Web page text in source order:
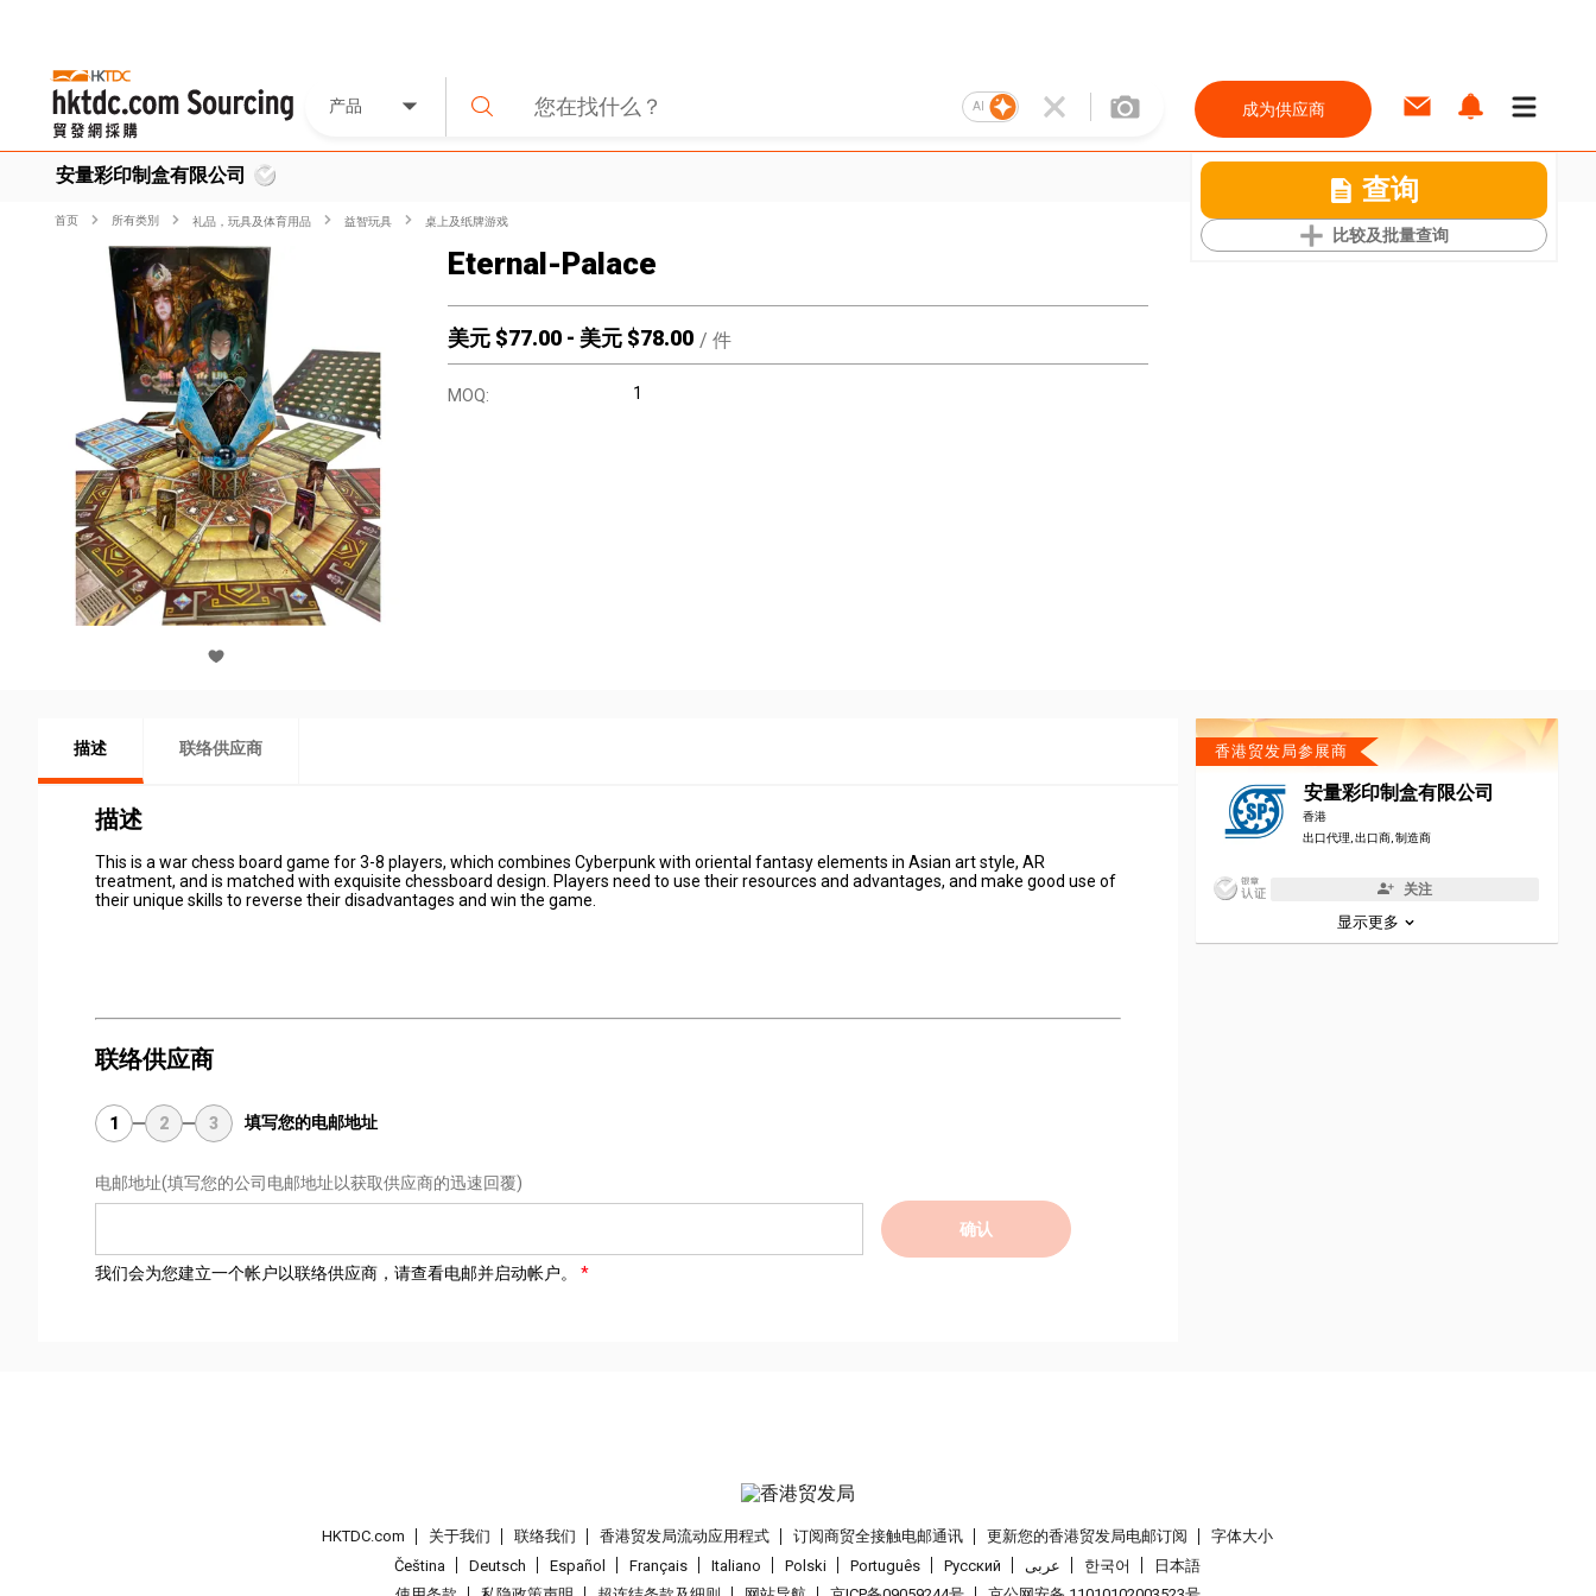
产品 AI 成为供应商
安量彩印制盒有限公司 查询
比较及批量查询
首页 所有类別 礼品，玩具及体育用品 益智玩具 桌上及纸牌游戏
Eternal-Palace
美元 $77.00 - 美元 $78.00 / 件
MOQ: 1
描述 联络供应商
描述
This is a war chess board game for 3-8 players, which combines Cyberpunk with oriental fantasy elements in Asian art style, AR
treatment, and is matched with exquisite chessboard design. Players need to use their resources and advantages, and make good use of
their unique skills to reverse their disadvantages and win the game.
联络供应商
1 2 3 填写您的电邮地址
电邮地址(填写您的公司电邮地址以获取供应商的迅速回覆)
确认
我们会为您建立一个帐户以联络供应商，请查看电邮并启动帐户。
香港贸发局参展商
安量彩印制盒有限公司
香港
出口代理, 出口商, 制造商
关注
显示更多
HKTDC.com 关于我们 联络我们 香港贸发局流动应用程式 订阅商贸全接触电邮通讯 更新您的香港贸发局电邮订阅
字体大小
Čeština
Deutsch Español Français Italiano Polski Português Pусский عربى 한국어
日本語